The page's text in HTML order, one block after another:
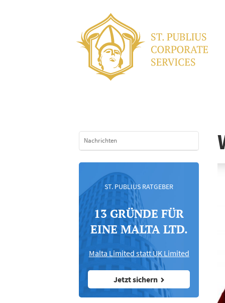
Nachrichten
ST. PUBLIUS RATGEBER
13 GRÜNDE FÜR
EINE MALTA LTD.
Malta Limited statt UK Limited
Jetzt sichern